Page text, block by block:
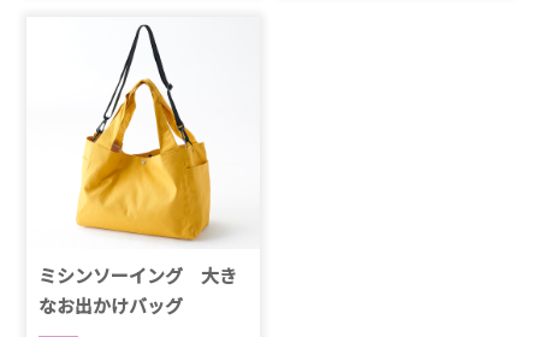
ミシンソーイング 大き
なお出かけバッグ